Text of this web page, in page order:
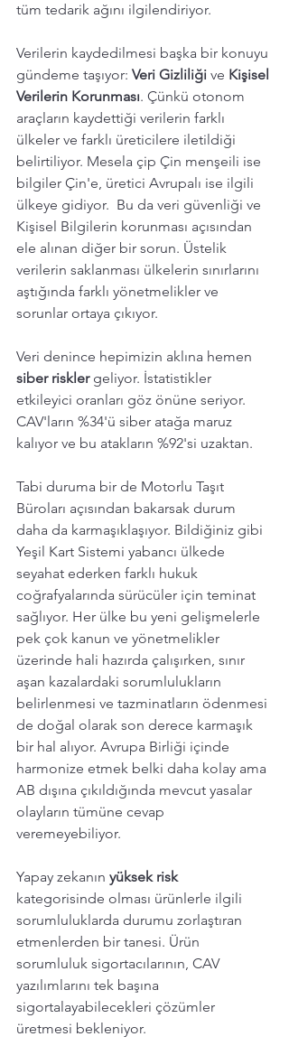
tüm tedarik ağını ilgilendiriyor.
Verilerin kaydedilmesi başka bir konuyu
gündeme taşıyor: Veri Gizliliği ve Kişisel
Verilerin Korunması. Çünkü otonom
araçların kaydettiği verilerin farklı
ülkeler ve farklı üreticilere iletildiği
belirtiliyor. Mesela çip Çin menşeili ise
bilgiler Çin'e, üretici Avrupalı ise ilgili
ülkeye gidiyor.  Bu da veri güvenliği ve
Kişisel Bilgilerin korunması açısından
ele alınan diğer bir sorun. Üstelik
verilerin saklanması ülkelerin sınırlarını
aştığında farklı yönetmelikler ve
sorunlar ortaya çıkıyor.
Veri denince hepimizin aklına hemen
siber riskler geliyor. İstatistikler
etkileyici oranları göz önüne seriyor.
CAV'ların %34'ü siber atağa maruz
kalıyor ve bu atakların %92'si uzaktan.
Tabi duruma bir de Motorlu Taşıt
Büroları açısından bakarsak durum
daha da karmaşıklaşıyor. Bildiğiniz gibi
Yeşil Kart Sistemi yabancı ülkede
seyahat ederken farklı hukuk
coğrafyalarında sürücüler için teminat
sağlıyor. Her ülke bu yeni gelişmelerle
pek çok kanun ve yönetmelikler
üzerinde hali hazırda çalışırken, sınır
aşan kazalardaki sorumlulukların
belirlenmesi ve tazminatların ödenmesi
de doğal olarak son derece karmaşık
bir hal alıyor. Avrupa Birliği içinde
harmonize etmek belki daha kolay ama
AB dışına çıkıldığında mevcut yasalar
olayların tümüne cevap
veremeyebiliyor.
Yapay zekanın yüksek risk
kategorisinde olması ürünlerle ilgili
sorumluluklarda durumu zorlaştıran
etmenlerden bir tanesi. Ürün
sorumluluk sigortacılarının, CAV
yazılımlarını tek başına
sigortalayabilecekleri çözümler
üretmesi bekleniyor.